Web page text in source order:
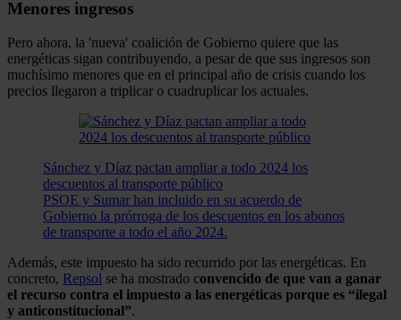
Menores ingresos
Pero ahora, la 'nueva' coalición de Gobierno quiere que las
energéticas sigan contribuyendo, a pesar de que sus ingresos son
muchísimo menores que en el principal año de crisis cuando los
precios llegaron a triplicar o cuadruplicar los actuales.
Sánchez y Díaz pactan ampliar a todo 2024 los
descuentos al transporte público
PSOE y Sumar han incluido en su acuerdo de
Gobierno la prórroga de los descuentos en los abonos
de transporte a todo el año 2024.
Además, este impuesto ha sido recurrido por las energéticas. En
concreto, Repsol se ha mostrado convencido de que van a ganar
el recurso contra el impuesto a las energéticas porque es “ilegal
y anticonstitucional”.